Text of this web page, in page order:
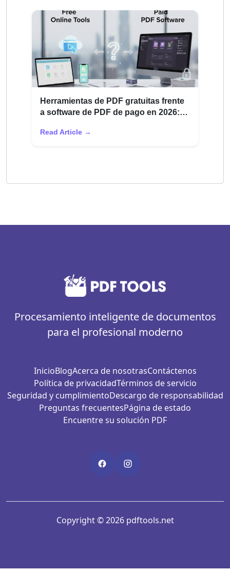
Herramientas de PDF gratuitas frente
a software de PDF de pago en 2026:
Read Article →
Procesamiento inteligente de documentos
para el profesional moderno
InicioBlogAcerca de nosotrasContáctenos
Política de privacidadTérminos de servicio
Seguridad y cumplimientoDescargo de responsabilidad
Preguntas frecuentesPágina de estado
Encuentre su solución PDF
Copyright © 2026 pdftools.net